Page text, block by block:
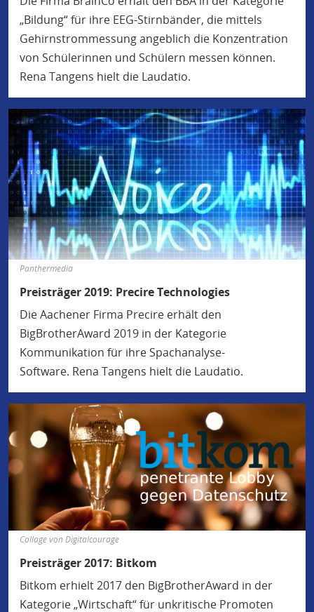
„Bildung“ für ihre EEG-Stirnbänder, die mittels
Gehirnstrommessung angeblich die Konzentration
von Schülerinnen und Schülern messen können.
Rena Tangens hielt die Laudatio.
Preisträger 2019: Precire Technologies
Panthermedia
Die Aachener Firma Precire erhält den
BigBrotherAward 2019 in der Kategorie
Kommunikation für ihre Spachanalyse-
Software. Rena Tangens hielt die Laudatio.
Preisträger 2017: Bitkom
Collage von Digitalcourage
Bitkom erhielt 2017 den BigBrotherAward in der
Kategorie „Wirtschaft“ für unkritische Promoten